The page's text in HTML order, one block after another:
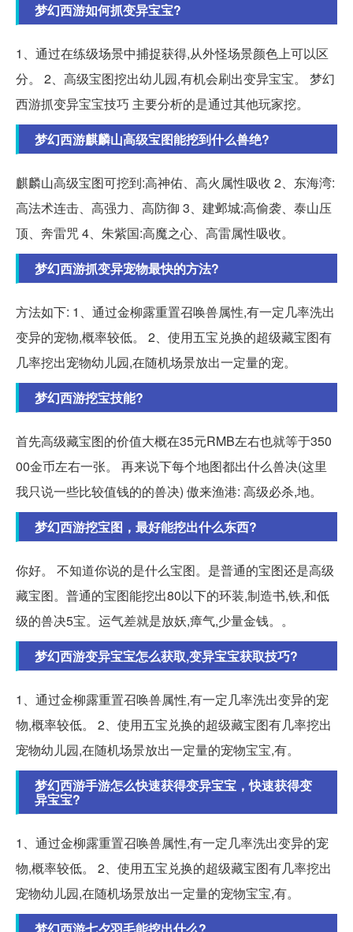
梦幻西游如何抓变异宝宝?
1、通过在练级场景中捕捉获得,从外怪场景颜色上可以区
分。 2、高级宝图挖出幼儿园,有机会刷出变异宝宝。 梦幻
西游抓变异宝宝技巧 主要分析的是通过其他玩家挖。
梦幻西游麒麟山高级宝图能挖到什么兽绝?
麒麟山高级宝图可挖到:高神佑、高火属性吸收 2、东海湾:
高法术连击、高强力、高防御 3、建邺城:高偷袭、泰山压
顶、奔雷咒 4、朱紫国:高魔之心、高雷属性吸收。
梦幻西游抓变异宠物最快的方法?
方法如下: 1、通过金柳露重置召唤兽属性,有一定几率洗出
变异的宠物,概率较低。 2、使用五宝兑换的超级藏宝图有
几率挖出宠物幼儿园,在随机场景放出一定量的宠。
梦幻西游挖宝技能?
首先高级藏宝图的价值大概在35元RMB左右也就等于350
00金币左右一张。 再来说下每个地图都出什么兽决(这里
我只说一些比较值钱的的兽决) 傲来渔港: 高级必杀,地。
梦幻西游挖宝图，最好能挖出什么东西?
你好。 不知道你说的是什么宝图。是普通的宝图还是高级
藏宝图。普通的宝图能挖出80以下的环装,制造书,铁,和低
级的兽决5宝。运气差就是放妖,瘴气,少量金钱。。
梦幻西游变异宝宝怎么获取,变异宝宝获取技巧?
1、通过金柳露重置召唤兽属性,有一定几率洗出变异的宠
物,概率较低。 2、使用五宝兑换的超级藏宝图有几率挖出
宠物幼儿园,在随机场景放出一定量的宠物宝宝,有。
梦幻西游手游怎么快速获得变异宝宝，快速获得变
异宝宝?
1、通过金柳露重置召唤兽属性,有一定几率洗出变异的宠
物,概率较低。 2、使用五宝兑换的超级藏宝图有几率挖出
宠物幼儿园,在随机场景放出一定量的宠物宝宝,有。
梦幻西游七夕羽毛能挖出什么?